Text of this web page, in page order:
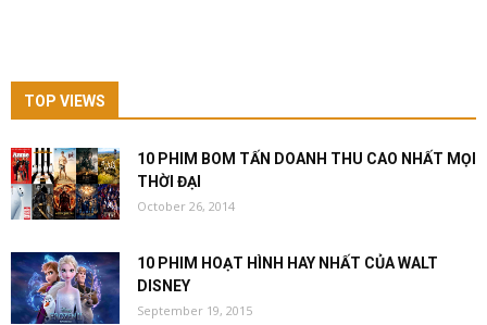
TOP VIEWS
10 PHIM BOM TẤN DOANH THU CAO NHẤT MỌI
THỜI ĐẠI
October 26, 2014
10 PHIM HOẠT HÌNH HAY NHẤT CỦA WALT
DISNEY
September 19, 2015